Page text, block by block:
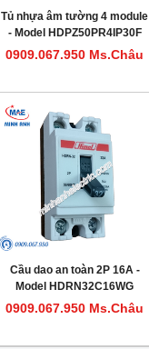
Tủ nhựa âm tường 4 module
- Model HDPZ50PR4IP30F
0909.067.950 Ms.Châu
Cầu dao an toàn 2P 16A -
Model HDRN32C16WG
0909.067.950 Ms.Châu